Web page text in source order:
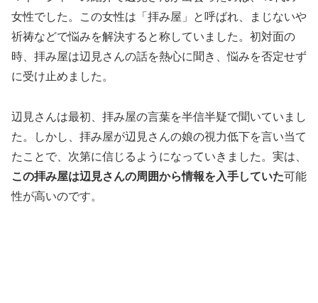
女性でした。この女性は「拝み屋」と呼ばれ、まじないや
祈祷などで悩みを解決すると称していました。初対面の
時、拝み屋は辺見さんの話を熱心に聞き、悩みを否定せず
に受け止めました。
辺見さんは最初、拝み屋の言葉を半信半疑で聞いていまし
た。しかし、拝み屋が辺見さんの娘の視力低下を言い当て
たことで、次第に信じるようになっていきました。実は、
この拝み屋は辺見さんの周囲から情報を入手していた可能
性が高いのです。